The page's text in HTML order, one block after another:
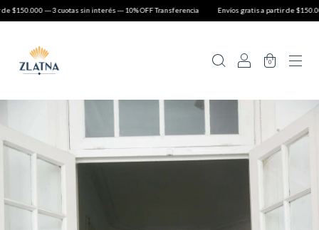
3 cuotas sin interés --- 10% OFF Transferencia Envíos gratis a partir de $150.000 --- 3
0